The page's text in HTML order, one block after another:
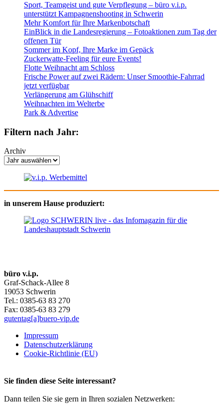
Sport, Teamgeist und gute Verpflegung – büro v.i.p.
unterstützt Kampagnenshooting in Schwerin
Mehr Komfort für Ihre Markenbotschaft
EinBlick in die Landesregierung – Fotoaktionen zum Tag der
offenen Tür
Sommer im Kopf, Ihre Marke im Gepäck
Zuckerwatte-Feeling für eure Events!
Flotte Weihnacht am Schloss
Frische Power auf zwei Rädern: Unser Smoothie-Fahrrad
jetzt verfügbar
Verlängerung am Glühschiff
Weihnachten im Welterbe
Park & Advertise
Filtern nach Jahr:
Archiv
in unserem Hause produziert:
büro v.i.p.
Graf-Schack-Allee 8
19053 Schwerin
Tel.: 0385-63 83 270
Fax: 0385-63 83 279
gutentag[a]buero-vip.de
Impressum
Datenschutz­erklärung
Cookie-Richtlinie (EU)
Sie finden diese Seite interessant?
Dann teilen Sie sie gern in Ihren sozialen Netzwerken: